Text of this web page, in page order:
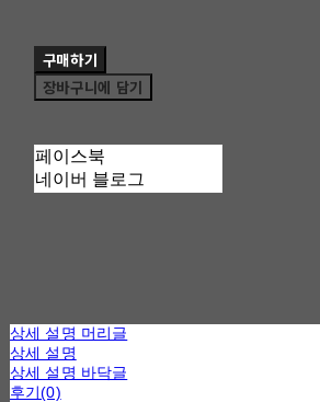
구매하기
장바구니에 담기
페이스북
네이버 블로그
상세 설명 머리글
상세 설명
상세 설명 바닥글
후기(0)